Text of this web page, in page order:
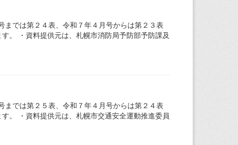
までは第２４表、令和７年４月号からは第２３表
。 ・資料提供元は、札幌市消防局予防部予防課及
までは第２５表、令和７年４月号からは第２４表
。 ・資料提供元は、札幌市交通安全運動推進委員